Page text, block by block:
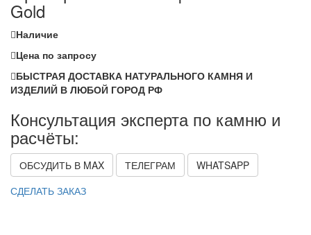
Gold
Наличие
Цена по запросу
БЫСТРАЯ ДОСТАВКА НАТУРАЛЬНОГО КАМНЯ И
ИЗДЕЛИЙ В ЛЮБОЙ ГОРОД РФ
Консультация эксперта по камню и
расчёты:
ОБСУДИТЬ В MAX ТЕЛЕГРАМ
WHATSAPP
СДЕЛАТЬ ЗАКАЗ